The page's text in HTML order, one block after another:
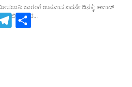
TelegramShare